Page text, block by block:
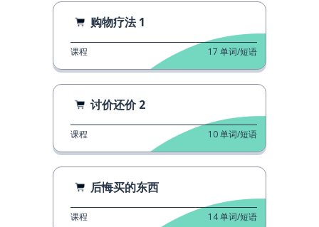
购物疗法 1
课程 17 单词/短语
讨价还价 2
课程 10单词/短语
后悔买的东西
课程 14单词/短语